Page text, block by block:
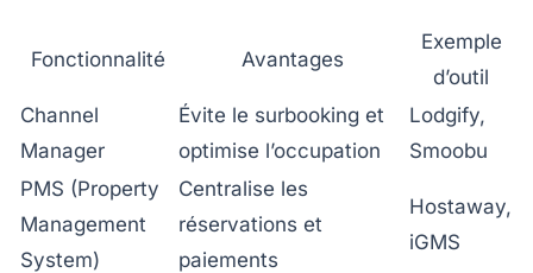
Fonctionnalité Avantages
Exemple
d’outil
Channel
Manager
Évite le surbooking et
optimise l’occupation
Lodgify,
Smoobu
PMS (Property
Management
System)
Centralise les
réservations et
paiements
Hostaway,
iGMS